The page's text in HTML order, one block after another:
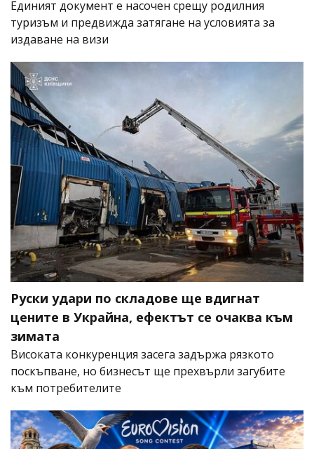
Единият документ е насочен срещу родилния
туризъм и предвижда затягане на условията за
издаване на визи
Руски удари по складове ще вдигнат
цените в Украйна, ефектът се очаква към
зимата
Високата конкуренция засега задържа рязкото
поскъпване, но бизнесът ще прехвърли загубите
към потребителите